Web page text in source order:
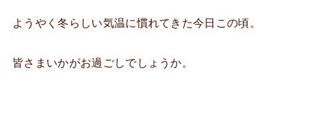
ようやく冬らしい気温に慣れてきた今日この頃。
皆さまいかがお過ごしでしょうか。